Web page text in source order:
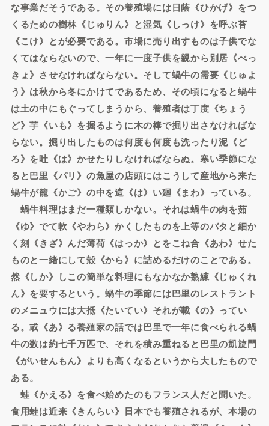
な事業だそうである。その養殖場には日蔭《ひかげ》をつ
くるための樹林《じゅりん》と湿気《しっけ》を呼ぶ苔
《こけ》とが必要である。市場に売り出すものは子供でな
くてはならないので、一年に一度子供を親から別居《べっ
きょ》させなければならない。そして蝸牛の需要《じゅよ
う》は秋から冬にかけてであるため、その頃になると蝸牛
は土の中にもぐってしまうから、養殖者は丁度《ちょう
ど》芋《いも》を掘るように木の棒で掘り出さなければな
らない。掘り出したものは何度も何度も洗ったり泥《ど
ろ》を吐《は》かせたりしなければならぬ。寒い季節にな
ると巴里《パリ》の魚屋の店頭にはこうして産地から来た
蝸牛が籠《かご》の中を這《は》い廻《まわ》っている。
蝸牛料理はまだ一種類しかない。それは蝸牛の肉を茹
《ゆ》でて軟《やわら》かくしたものを上等のバタと細か
く刻《きざ》んだ薄荷《はっか》とをこね合《あわ》せた
ものと一緒にして殻《から》に詰めるだけのことである。
然《しか》しこの簡単な料理にもなかなか熟練《じゅくれ
ん》を要するという。蝸牛の季節には巴里のレストラント
のメニュウには大抵《たいてい》それが載《の》ってい
る。或《あ》る養殖家の話では巴里で一年に食べられる蝸
牛の数は約七千万匹で、それを積み重ねると巴里の凱旋門
《がいせんもん》よりも高くなるというから大したもので
ある。
蛙《かえる》を食べ始めたのもフランス人だと聞いた。
食用蛙は近来《きんらい》日本でも養殖されるが、本場の